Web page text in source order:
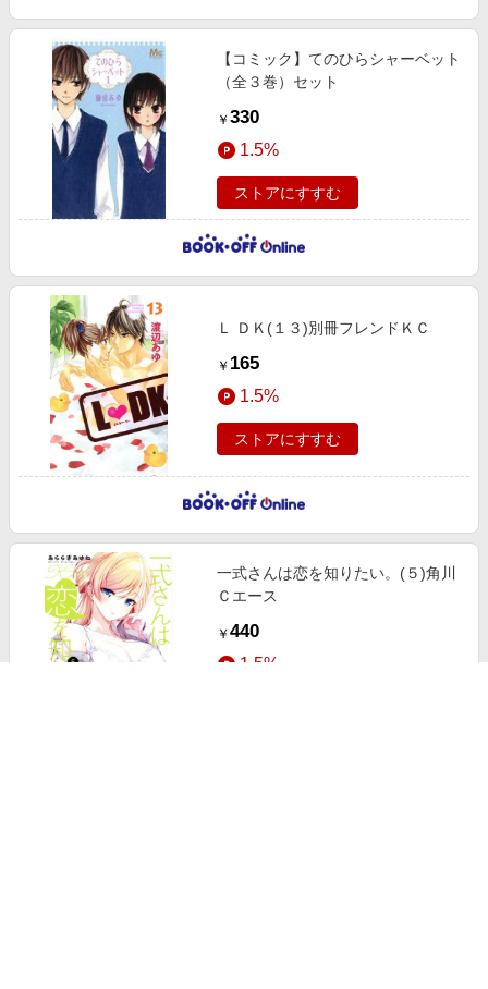
【コミック】てのひらシャーベット
（全３巻）セット
￥ 330
1.5%
ストアにすすむ
Ｌ ＤＫ(１３)別冊フレンドＫＣ
￥ 165
1.5%
ストアにすすむ
一式さんは恋を知りたい。(５)角川
Ｃエース
￥ 440
1.5%